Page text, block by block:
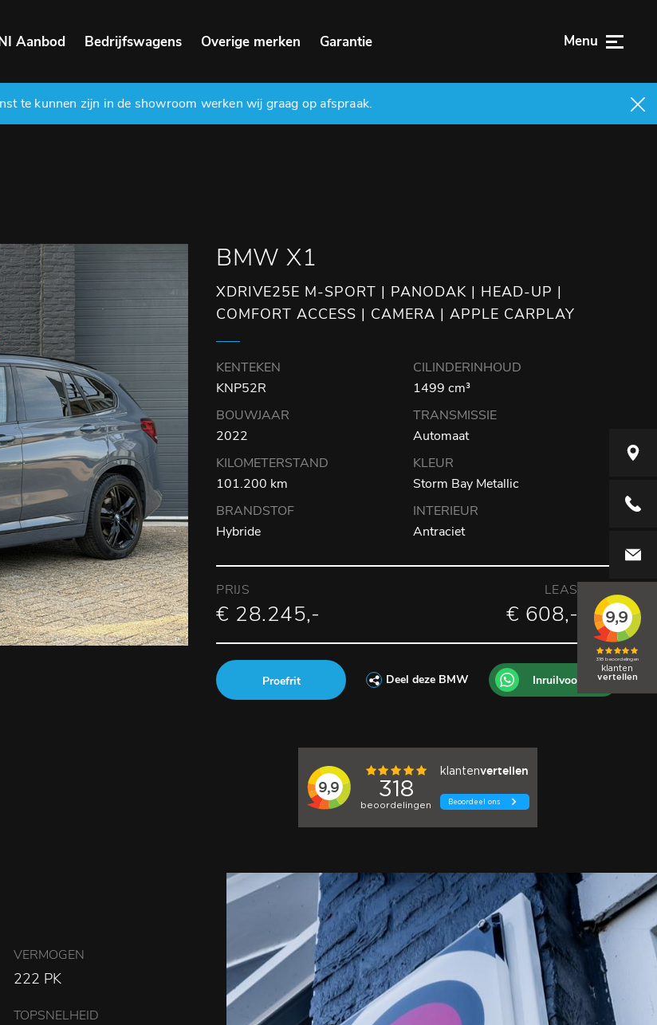
Aanbod Bedrijfswagens Overige merken Garantie Menu
te kunnen zijn in de showroom werken wij graag op afspraak.
BMW X1
XDRIVE25E M-SPORT | PANODAK | HEAD-UP |
COMFORT ACCESS | CAMERA | APPLE CARPLAY
KENTEKEN
KNP52R
CILINDERINHOUD
1499 cm³
BOUWJAAR
2022
TRANSMISSIE
Automaat
KILOMETERSTAND
101.200 km
KLEUR
Storm Bay Metallic
BRANDSTOF
Hybride
INTERIEUR
Antraciet
PRIJS
€ 28.245,-
LEASEPRIJS
€ 608,- p/m
Proefrit Deel deze BMW Inruilvoorstel
VERMOGEN
222 PK
TOPSNELHEID